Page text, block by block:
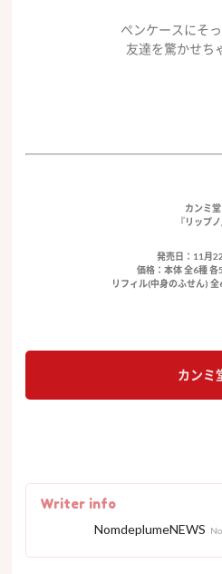
ペンケースにそ
友達を驚かせち
カンミ堂
『リップノ
発売日：11月
価格：本体 全6種 各
リフィル(中身のふせん)
カンミ
Writer info
NomdeplumeNEWS